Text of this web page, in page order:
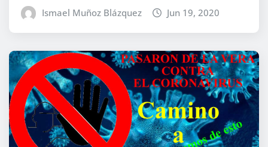
Ismael Muñoz Blázquez Jun 19, 2020